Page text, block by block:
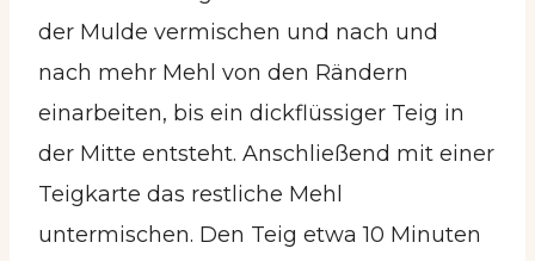
der Mulde vermischen und nach und
nach mehr Mehl von den Rändern
einarbeiten, bis ein dickflüssiger Teig in
der Mitte entsteht. Anschließend mit einer
Teigkarte das restliche Mehl
untermischen. Den Teig etwa 10 Minuten